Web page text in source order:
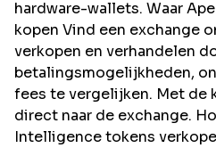
hardware-wallets. Waar
kopen Vind een exchange
verkopen en verhandelen
betalingsmogelijkheden,
fees te vergelijken. Met de
direct naar de exchange.
Intelligence tokens